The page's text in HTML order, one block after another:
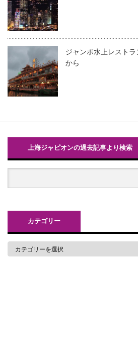
ジャンボ水上レスト
から
上海ジャピオンの過去記事より検索
カテゴリー